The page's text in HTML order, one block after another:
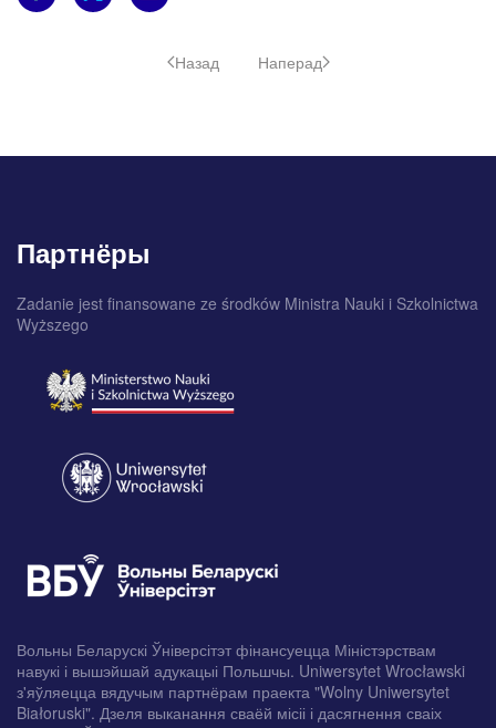
Назад Наперад
Партнёры
Zadanie jest finansowane ze środków Ministra Nauki i Szkolnictwa
Wyższego
Вольны Беларускі Ўніверсітэт фінансуецца Міністэрствам
навукі і вышэйшай адукацыі Польшчы. Uniwersytet Wrocławski
з'яўляецца вядучым партнёрам праекта "Wolny Uniwersytet
Białoruski". Дзеля выканання сваёй місіі і дасягнення сваіх